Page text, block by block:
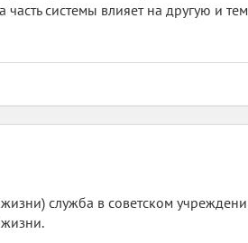
системы влияет на другую и
служба в советском